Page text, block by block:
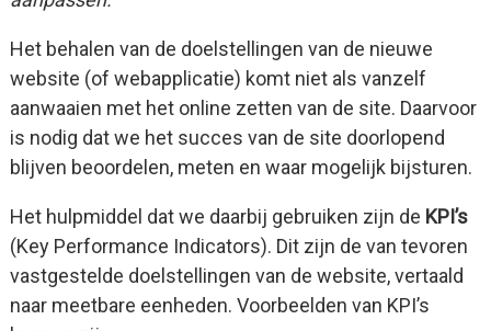
Het behalen van de doelstellingen van de nieuwe
website (of webapplicatie) komt niet als vanzelf
aanwaaien met het online zetten van de site. Daarvoor
is nodig dat we het succes van de site doorlopend
blijven beoordelen, meten en waar mogelijk bijsturen.
Het hulpmiddel dat we daarbij gebruiken zijn de KPI’s
(Key Performance Indicators). Dit zijn de van tevoren
vastgestelde doelstellingen van de website, vertaald
naar meetbare eenheden. Voorbeelden van KPI’s